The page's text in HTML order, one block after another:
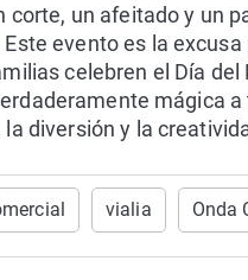
corte, un afeitado y un
evento es la
celebren el Día del
mágica a
la diversión y la
vialia Onda